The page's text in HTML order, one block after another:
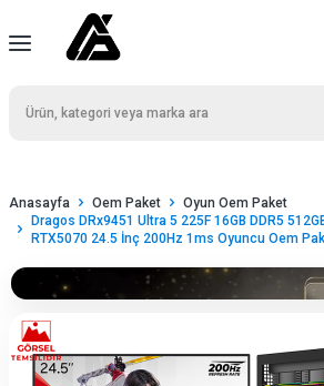
Anasayfa Oem Paket
Oyun Oem Paket
Dragos DRx9451 Ultra 5 225F 16GB DDR5
RTX5070 24.5 İnç 200Hz 1ms Oyuncu Oem